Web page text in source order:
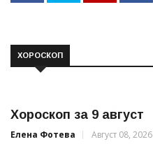
ХОРОСКОП
Хороскоп за 9 август
Елена Фотева Август 08, 2026